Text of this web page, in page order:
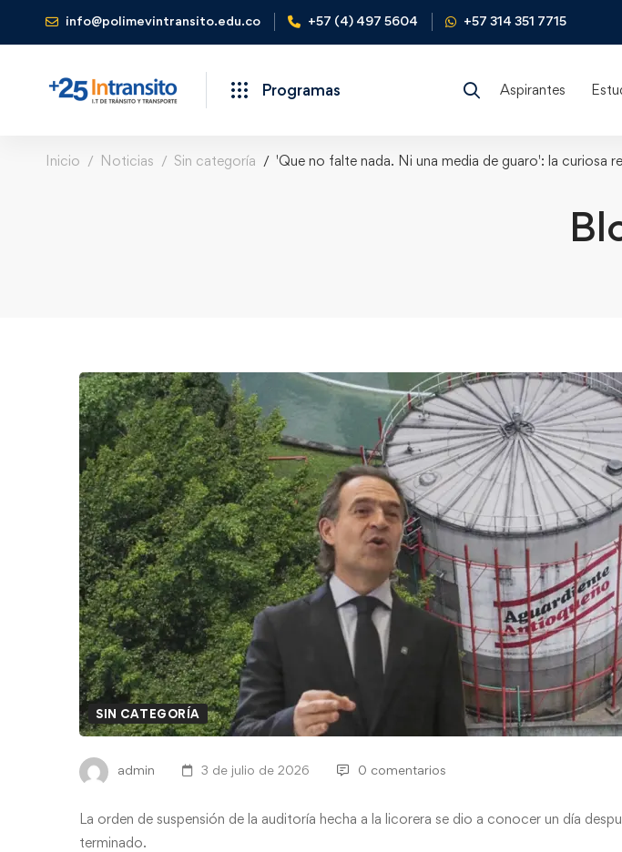
info@polimevintransito.edu.co +57 (4) 497 5604 +57 314 351 7715
Programas Aspirantes
Inicio Noticias Sin categoría 'Que no falte nada. Ni una media de guaro': la curiosa
SIN CATEGORÍA
admin 3 de julio de 2026 0 comentarios
La orden de suspensión de la auditoría hecha a la licorera se dio a conocer un día
terminado.